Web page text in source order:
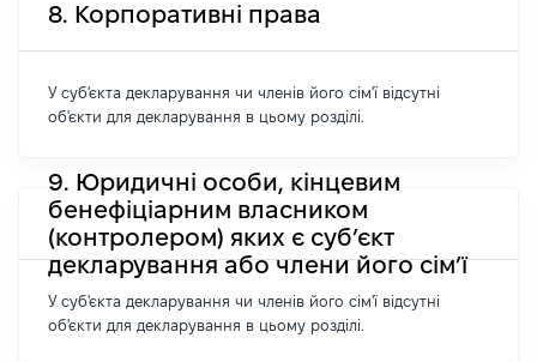
8. Корпоративні права
У суб'єкта декларування чи членів його сім'ї відсутні
об'єкти для декларування в цьому розділі.
9. Юридичні особи, кінцевим
бенефіціарним власником
(контролером) яких є суб’єкт
декларування або члени його сім’ї
У суб'єкта декларування чи членів його сім'ї відсутні
об'єкти для декларування в цьому розділі.